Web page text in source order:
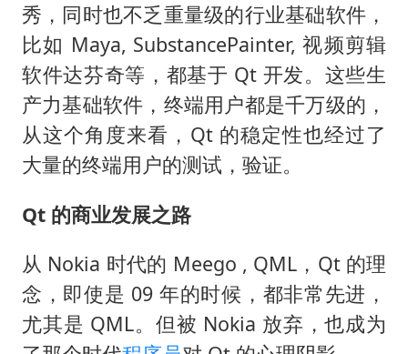
秀，同时也不乏重量级的行业基础软件，
比如 Maya, SubstancePainter, 视频剪辑
软件达芬奇等，都基于 Qt 开发。这些生
产力基础软件，终端用户都是千万级的，
从这个角度来看，Qt 的稳定性也经过了
大量的终端用户的测试，验证。
Qt 的商业发展之路
从 Nokia 时代的 Meego , QML，Qt 的理
念，即使是 09 年的时候，都非常先进，
尤其是 QML。但被 Nokia 放弃，也成为